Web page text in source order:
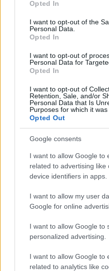
use your data for below
consent section.
Opted In
I want to opt-out of the
Personal Data.
Opted In
I want to opt-out of
Personal Data for
Opted In
I want to opt-out of
Retention, Sale, and/or
Personal Data that Is
Purposes for which it was
Opted Out
Google consents
I want to allow Google to
related to advertising like
device identifiers in apps.
I want to allow my user
Google for online
I want to allow Google to
personalized advertising.
I want to allow Google to
related to analytics like
Paris Saint-
Felkészülési szezon 4.
Nya Ullevi, Göteborg
AC MilanvsManchester United
ELŐZŐ MÉRKŐZÉSEK
Támogatás
Támogasd
a